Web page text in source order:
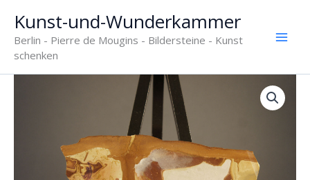
Inhalt
springen
Kunst-und-Wunderkammer
Berlin - Pierre de Mougins - Bildersteine - Kunst
schenken